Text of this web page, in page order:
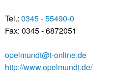
Tel.: 0345 - 55490-0
Fax: 0345 - 6872051
opelmundt@t-online.de
http://www.opelmundt.de/